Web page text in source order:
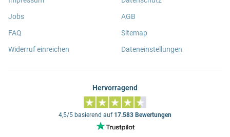
Jobs
FAQ
Widerruf einreichen
AGB
Sitemap
Dateneinstellungen
Hervorragend
4,5/5 basierend auf 17.583 Bewertungen